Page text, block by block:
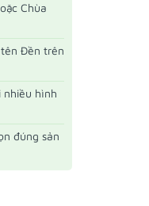
Chùa
Đền trên
nhiều hình
đúng sản